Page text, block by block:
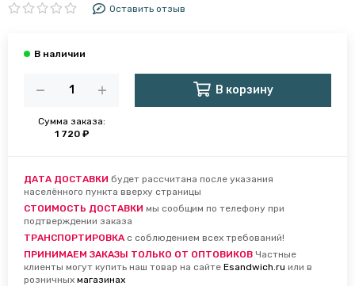
Оставить отзыв
Сумма заказа:
1 720 ₽
В корзину
ДАТА ДОСТАВКИ будет рассчитана после указания
населённого пункта вверху страницы
СТОИМОСТЬ ДОСТАВКИ мы сообщим по телефону при
подтверждении заказа
ТРАНСПОРТИРОВКА с соблюдением всех требований!
ПРИНИМАЕМ ЗАКАЗЫ ТОЛЬКО ОТ ОПТОВИКОВ Частные
клиенты могут купить наш товар на сайте Esandwich.ru или в
розничных магазинах